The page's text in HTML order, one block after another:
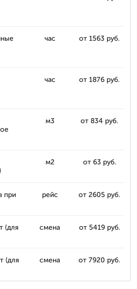
час от 1563 руб.
час от 1876 руб.
м3 от 834 руб.
м2 от 63 руб.
при
рейс от 2605 руб.
(для
смена от 5419 руб.
(для
смена от 7920 руб.